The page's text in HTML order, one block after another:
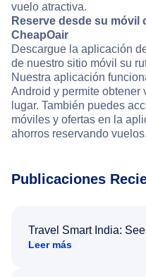
vuelo atractiva.
Reserve desde su móvil
CheapOair
Descargue la aplicación
de nuestro sitio móvil su
Nuestra aplicación
Android y permite obtener
lugar. También puedes
móviles y ofertas en la
ahorros reservando vuelos.
Publicaciones
Travel Smart India:
Leer más